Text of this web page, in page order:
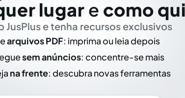
lugar e como
JusPlus e tenha recursos exclusivos
arquivos PDF: imprima ou leia depois
sem anúncios: concentre-se mais
na frente: descubra novas ferramentas